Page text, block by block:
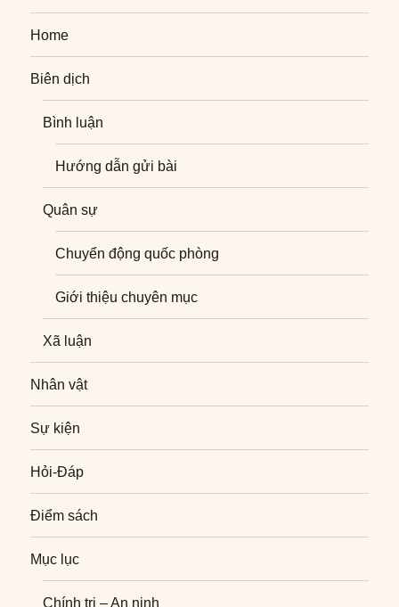
Home
Biên dịch
Bình luận
Hướng dẫn gửi bài
Quân sự
Chuyển động quốc phòng
Giới thiệu chuyên mục
Xã luận
Nhân vật
Sự kiện
Hỏi-Đáp
Điểm sách
Mục lục
Chính trị – An ninh